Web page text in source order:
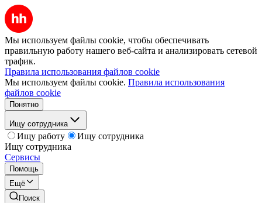
Мы используем файлы cookie, чтобы обеспечивать
правильную работу нашего веб-сайта и анализировать сетевой
трафик.
Правила использования файлов cookie
Мы используем файлы cookie. Правила использования
файлов cookie
Понятно
Ищу сотрудника
Ищу работу
Ищу сотрудника
Ищу сотрудника
Сервисы
Помощь
Ещё
Поиск